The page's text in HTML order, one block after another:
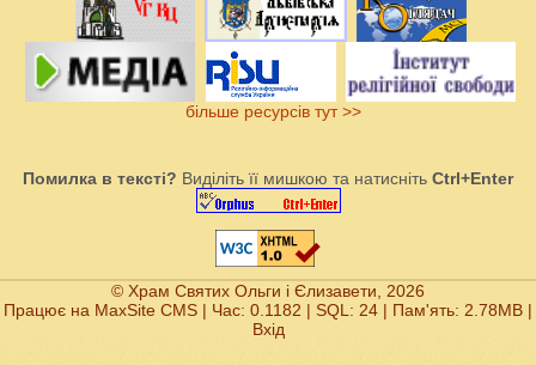
більше ресурсів тут >>
Помилка в тексті? Виділіть її мишкою та натисніть Ctrl+Enter
© Храм Святих Ольги і Єлизавети, 2026
Працює на MaxSite CMS | Час: 0.1182 | SQL: 24 | Пам'ять: 2.78MB |
Вхід